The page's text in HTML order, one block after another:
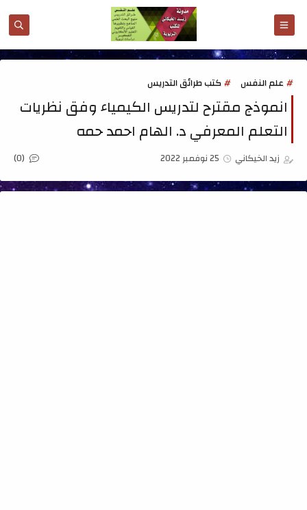
علم النفس كتب طرائق التدريس
انموذج مقترح لتدريس الكيمياء وفق نظريات
التعلم المعرفي د. الهام احمد حمه
زيد الخيكاني 25 نوفمبر 2022 (0)